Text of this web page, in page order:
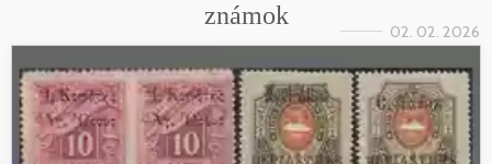
známok
02. 02. 2026